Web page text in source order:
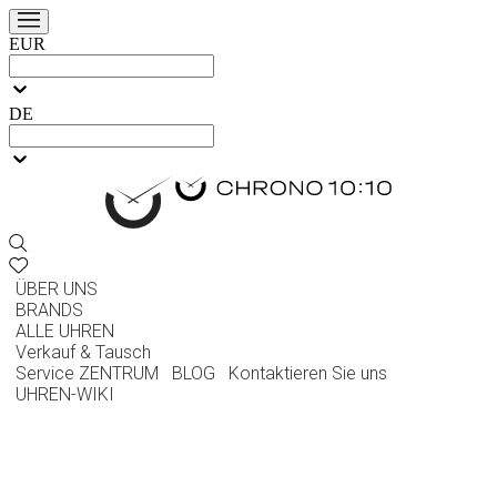
EUR
DE
ÜBER UNS
BRANDS
ALLE UHREN
Verkauf & Tausch
Service ZENTRUM
BLOG
Kontaktieren Sie uns
UHREN-WIKI